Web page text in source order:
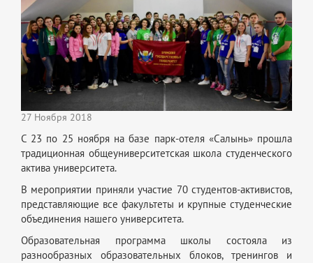
27 Ноября 2018
С 23 по 25 ноября на базе парк-отеля «Салынь» прошла
традиционная общеуниверситетская школа студенческого
актива университета.
В мероприятии приняли участие 70 студентов-активистов,
представляющие все факультеты и крупные студенческие
объединения нашего университета.
Образовательная программа школы состояла из
разнообразных образовательных блоков, тренингов и